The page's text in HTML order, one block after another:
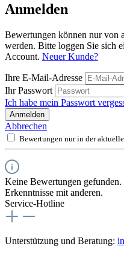
Anmelden
Bewertungen können nur von
werden. Bitte loggen Sie sich
Account. Neuer Kunde?
Ihre E-Mail-Adresse
Ihr Passwort
Ich habe mein Passwort
Anmelden
Abbrechen
Bewertungen nur in der
Keine Bewertungen
Erkenntnisse mit anderen.
Service-Hotline
Unterstützung und Beratung: